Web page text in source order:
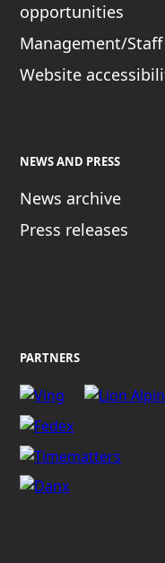
opportunities
Management/Staff
Website
NEWS AND PRESS
News archive
Press releases
PARTNERS